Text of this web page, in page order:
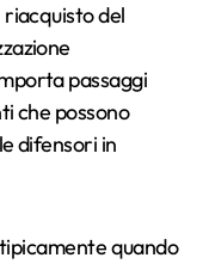
del
passaggi
che possono
difensori in
quando